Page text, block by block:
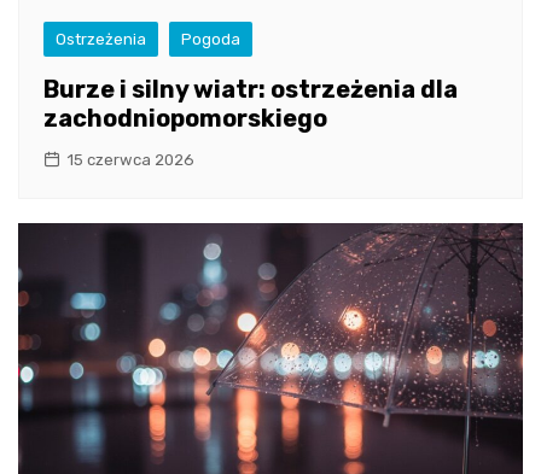
Ostrzeżenia Pogoda
Burze i silny wiatr: ostrzeżenia dla
zachodniopomorskiego
15 czerwca 2026